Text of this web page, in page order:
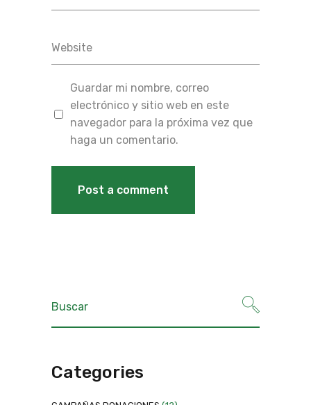
Guardar mi nombre, correo
electrónico y sitio web en este
navegador para la próxima vez que
haga un comentario.
Categories